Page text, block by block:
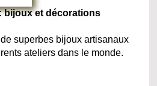
bijoux et décorations
superbes bijoux artisanaux
ateliers dans le monde.